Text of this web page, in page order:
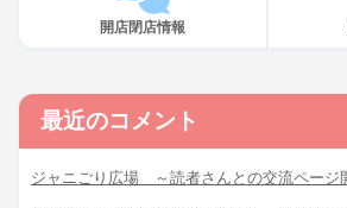
開店閉店情報
最近のコメント
ジャニごり広場 ～読者さんとの交流ページ